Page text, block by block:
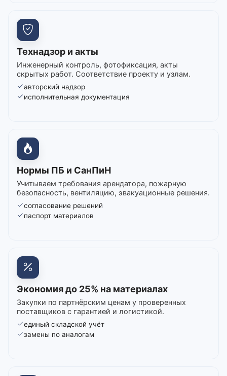
Технадзор и акты
Инженерный контроль, фотофиксация, акты
скрытых работ. Соответствие проекту и узлам.
авторский надзор
исполнительная документация
Нормы ПБ и СанПиН
Учитываем требования арендатора, пожарную
безопасность, вентиляцию, эвакуационные решения.
согласование решений
паспорт материалов
Экономия до 25% на материалах
Закупки по партнёрским ценам у проверенных
поставщиков с гарантией и логистикой.
единый складской учёт
замены по аналогам